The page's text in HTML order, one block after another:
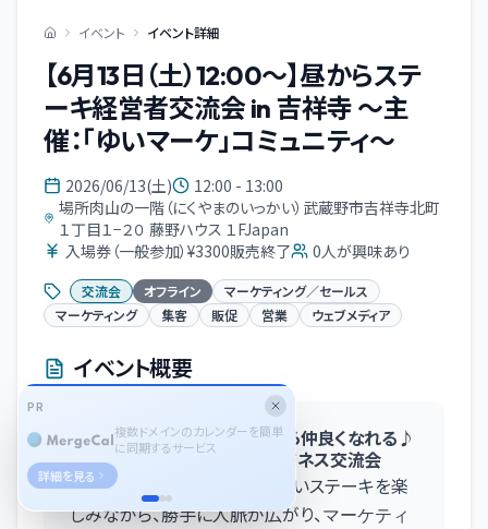
イベント イベント詳細
【6月13日（土）12:00〜】昼からステ
ーキ経営者交流会 in 吉祥寺 〜主
催：「ゆいマーケ」コミュニティ〜
2026/06/13(土)
12:00 - 13:00
場所肉山の一階（にくやまのいっかい）武蔵野市吉祥寺北町
１丁目１−２０ 藤野ハウス １FJapan
入場券（一般参加）¥3300販売終了
0人が興味あり
交流会 オフライン
マーケティング／セールス
マーケティング
集客 販促 営業 ウェブメディア
イベント概要
吉祥寺でステーキを食べながら仲良くなれる♪
マーケターや経営者によるビジネス交流会
本イベントは、吉祥寺で美味しいステーキを楽
しみながら、勝手に人脈が広がり、マーケティ
PR
複数ドメインのカレンダーを簡単
に同期するサービス
詳細を見る